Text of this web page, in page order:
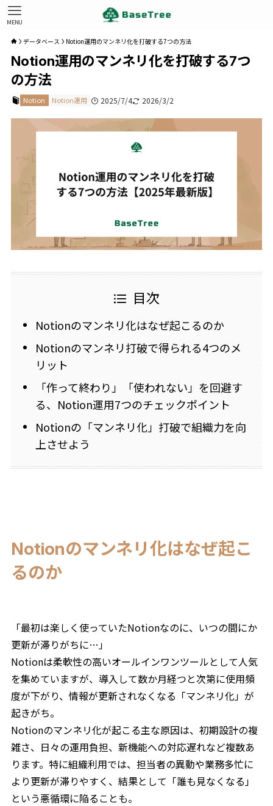
MENU
データベース Notion運用のマンネリ化を打破する7つの方法
Notion運用のマンネリ化を打破する7つ
の方法
Notion Notion運用 2025/7/4 2026/3/2
目次
Notionのマンネリ化はなぜ起こるのか
Notionのマンネリ打破で得られる4つのメ
リット
「作って終わり」「使われない」を回避す
る、Notion運用7つのチェックポイント
Notionの「マンネリ化」打破で組織力を向
上させよう
Notionのマンネリ化はなぜ起こ
るのか
「最初は楽しく使っていたNotionなのに、いつの間にか
更新が滞りがちに…」
Notionは柔軟性の高いオールインワンツールとして人気
を集めていますが、導入して数か月経つと次第に使用頻
度が下がり、情報が更新されなくなる「マンネリ化」が
起きがち。
Notionのマンネリ化が起こる主な原因は、初期設計の複
雑さ、日々の運用負担、新機能への対応遅れなど複数あ
ります。特に組織利用では、担当者の異動や業務多忙に
より更新が滞りやすく、結果として「誰も見なくなる」
という悪循環に陥ることも。